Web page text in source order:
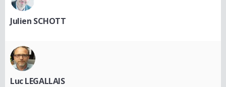
Julien SCHOTT
Luc LEGALLAIS